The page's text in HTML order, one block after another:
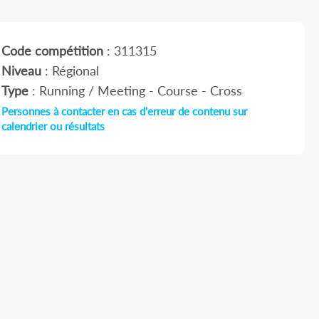
Code compétition: 311315
Niveau: Régional
Type: Running / Meeting - Course - Cross
Personnes à contacter en cas d'erreur de contenu sur
calendrier ou résultats